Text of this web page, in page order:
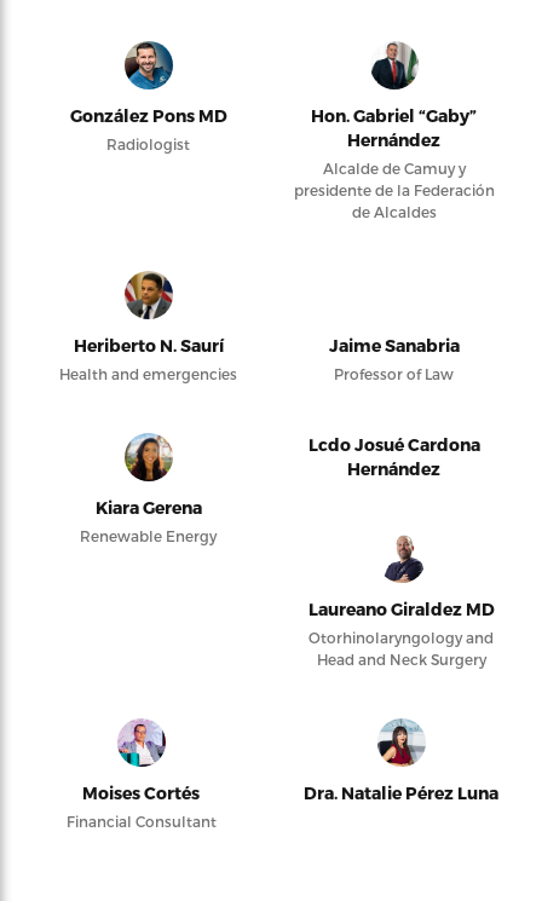
González Pons MD
Radiologist
Hon. Gabriel “Gaby”
Hernández
Alcalde de Camuy y
presidente de la Federación
de Alcaldes
Heriberto N. Saurí
Health and emergencies
Jaime Sanabria
Professor of Law
Kiara Gerena
Renewable Energy
Lcdo Josué Cardona
Hernández
Laureano Giraldez MD
Otorhinolaryngology and
Head and Neck Surgery
Moises Cortés
Financial Consultant
Dra. Natalie Pérez Luna